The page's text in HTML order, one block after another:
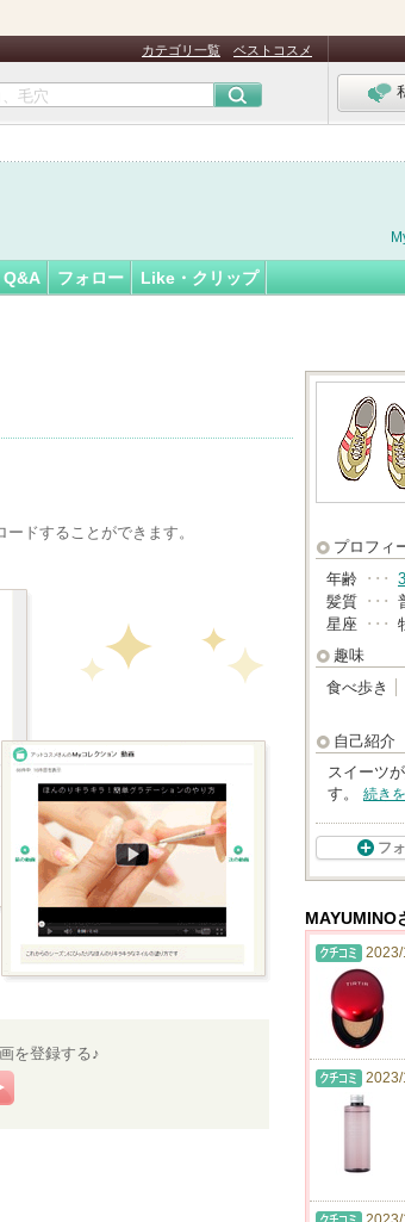
カテゴリ一覧 ベストコスメ
Q&A フォロー Like・クリップ
ドすることができます。
を登録する♪
プロフィ
年齢 ･･･
髪質 ･･･
星座 ･･･
趣味
食べ歩き
自己紹介
スイーツ
す。 続き
フ
MAYUMINO